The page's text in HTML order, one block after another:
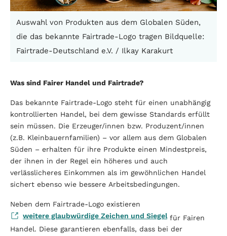
Auswahl von Produkten aus dem Globalen Süden,
die das bekannte Fairtrade-Logo tragen Bildquelle:
Fairtrade-Deutschland e.V. / Ilkay Karakurt
Was sind Fairer Handel und Fairtrade?
Das bekannte Fairtrade-Logo steht für einen unabhängig
kontrollierten Handel, bei dem gewisse Standards erfüllt
sein müssen. Die Erzeuger/innen bzw. Produzent/innen
(z.B. Kleinbauernfamilien) – vor allem aus dem Globalen
Süden – erhalten für ihre Produkte einen Mindestpreis,
der ihnen in der Regel ein höheres und auch
verlässlicheres Einkommen als im gewöhnlichen Handel
sichert ebenso wie bessere Arbeitsbedingungen.
Neben dem Fairtrade-Logo existieren
weitere glaubwürdige Zeichen und Siegelfür Fairen
Handel. Diese garantieren ebenfalls, dass bei der